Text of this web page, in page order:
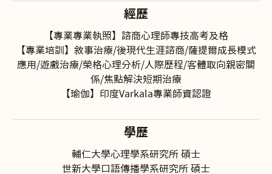
經歷
【專業專業執照】諮商心理師專技高考及格
【專業培訓】敘事治療/後現代生涯諮商/薩提爾成長模式
應用/遊戲治療/榮格心理分析/人際歷程/客體取向親密關
係/焦點解決短期治療
【瑜伽】印度Varkala專業師資認證
學歷
輔仁大學心理學系研究所 碩士
世新大學口語傳播學系研究所 碩士